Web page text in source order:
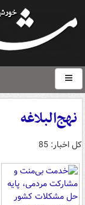
نهج‌البلاغه
کل اخبار: 85